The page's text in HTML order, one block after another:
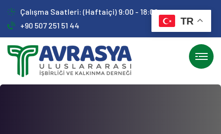
Çalışma Saatleri: (Haftaiçi) 9:00 - 18:00
+90 507 251 51 44
TR